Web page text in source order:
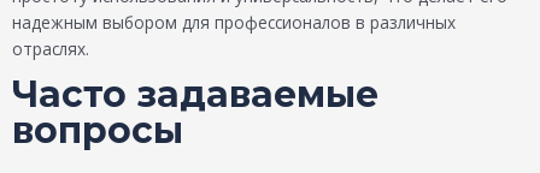
надежным выбором для профессионалов в различных
отраслях.
Часто задаваемые
вопросы